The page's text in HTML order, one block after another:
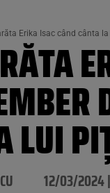
Erika Isac când cânta la
LUI
12/03/2024